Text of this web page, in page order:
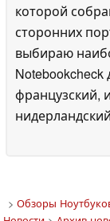
которой
сторонних
выбираю
французский,
> Обзоры